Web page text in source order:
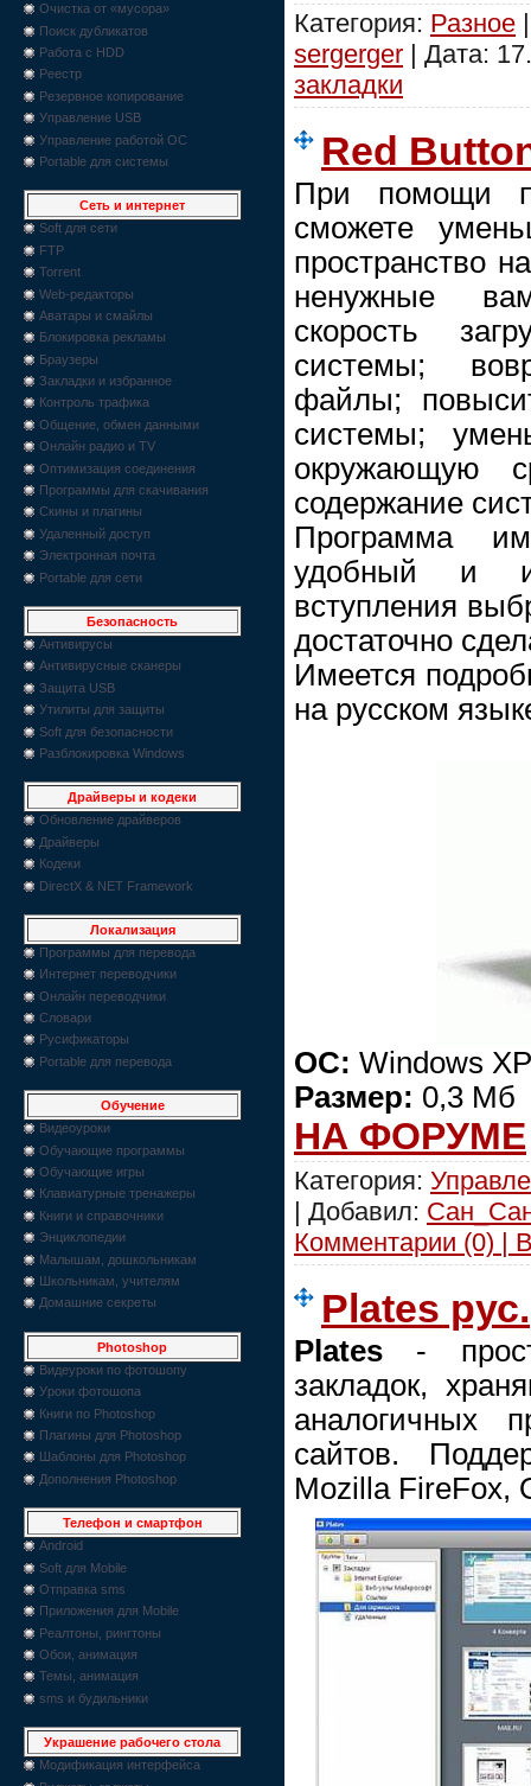
Очистка от «мусора»
Поиск дубликатов
Работа с HDD
Реестр
Резервное копирование
Управление USB
Управление работой ОС
Portable для системы
Сеть и интернет
Soft для сети
FTP
Torrent
Web-редакторы
Аватары и смайлы
Блокировка рекламы
Браузеры
Закладки и избранное
Контроль трафика
Общение, обмен данными
Онлайн радио и TV
Оптимизация соединения
Программы для скачивания
Скины и плагины
Удаленный доступ
Электронная почта
Portable для сети
Безопасность
Антивирусы
Антивирусные сканеры
Защита USB
Утилиты для защиты
Soft для безопасности
Разблокировка Windows
Драйверы и кодеки
Обновление драйверов
Драйверы
Кодеки
DirectX & NET Framework
Локализация
Программы для перевода
Интернет переводчики
Онлайн переводчики
Словари
Русификаторы
Portable для перевода
Обучение
Видеоуроки
Обучающие программы
Обучающие игры
Клавиатурные тренажеры
Книги и справочники
Энциклопедии
Малышам, дошкольникам
Школьникам, учителям
Домашние секреты
Photoshop
Видеуроки по фотошопу
Уроки фотошопа
Книги по Photoshop
Плагины для Photoshop
Шаблоны для Photoshop
Дополнения Photoshop
Телефон и смартфон
Android
Soft для Mobile
Отправка sms
Приложения для Mobile
Реалтоны, рингтоны
Обои, анимация
Темы, анимация
sms и будильники
Украшение рабочего стола
Модификация интерфейса
Категория: Разное
sergerger | Дата:
закладки
Red
При помощи
сможете
пространство
ненужные
скорость
системы;
файлы;
системы;
окружающую
содержание
Программа
удобный и
вступления
достаточно
Имеется
на русском
ОС: Windows
Размер: 0,3 Мб
НА ФОРУМЕ
Категория:
| Добавил:
Комментарии (0) |
Plates рус.
Plates -
закладок,
сайтов.
Mozilla FireFox,